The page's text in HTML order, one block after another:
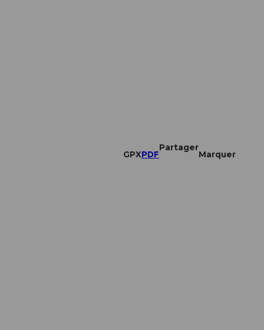
GPXPDF
Partager
Marquer